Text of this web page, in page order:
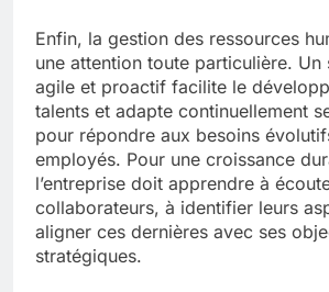
Enfin, la gestion des ressources
une attention toute particulière. Un
agile et proactif facilite le
talents et adapte continuellement
pour répondre aux besoins
employés. Pour une croissance
l’entreprise doit apprendre à
collaborateurs, à identifier leurs
aligner ces dernières avec ses
stratégiques.